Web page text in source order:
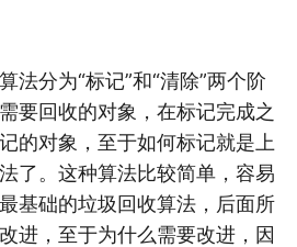
法分为“标记”和“清除”两个阶
要回收的对象，在标记完成之
的对象，至于如何标记就是上
了。这种算法比较简单，容易
基础的垃圾回收算法，后面所
进，至于为什么需要改进，因